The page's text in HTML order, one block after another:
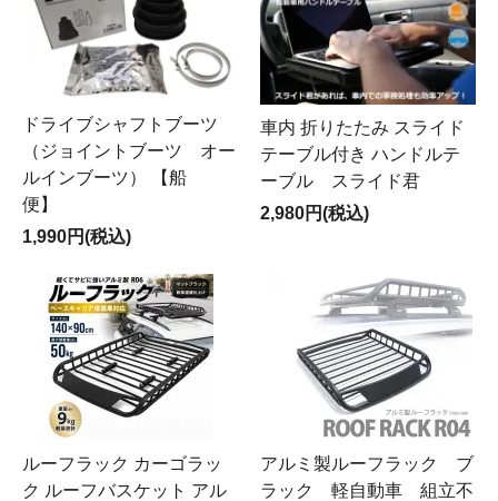
ドライブシャフトブーツ
（ジョイントブーツ オー
ルインブーツ） 【船
便】
1,990円(税込)
車内 折りたたみ スライド
テーブル付き ハンドルテ
ーブル スライド君
2,980円(税込)
ルーフラック カーゴラッ
ク ルーフバスケット アル
アルミ製ルーフラック ブ
ラック 軽自動車 組立不